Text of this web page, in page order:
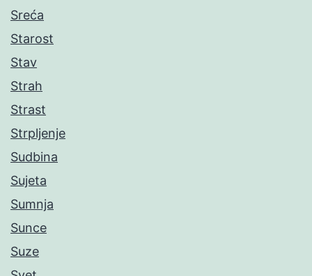
Sreća
Starost
Stav
Strah
Strast
Strpljenje
Sudbina
Sujeta
Sumnja
Sunce
Suze